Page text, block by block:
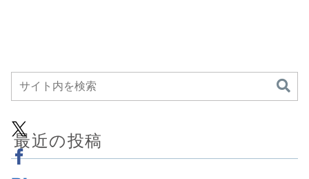
最近の投稿